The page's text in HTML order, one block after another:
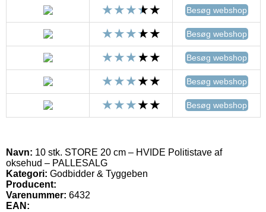
Besøg webshop
Besøg webshop
Besøg webshop
Besøg webshop
Besøg webshop
Navn: 10 stk. STORE 20 cm – HVIDE Politistave af
oksehud – PALLESALG
Kategori: Godbidder & Tyggeben
Producent:
Varenummer: 6432
EAN: